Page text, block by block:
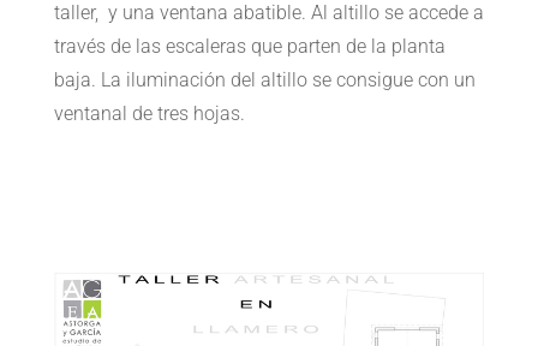
taller, y una ventana abatible. Al altillo se accede a
través de las escaleras que parten de la planta
baja. La iluminación del altillo se consigue con un
ventanal de tres hojas.